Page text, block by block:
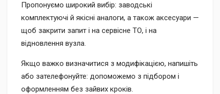
Пропонуємо широкий вибір: заводські
комплектуючі й якісні аналоги, а також аксесуари —
щоб закрити запит і на сервісне ТО, і на
відновлення вузла.
Якщо важко визначитися з модифікацією, напишіть
або зателефонуйте: допоможемо з підбором і
оформленням без зайвих кроків.